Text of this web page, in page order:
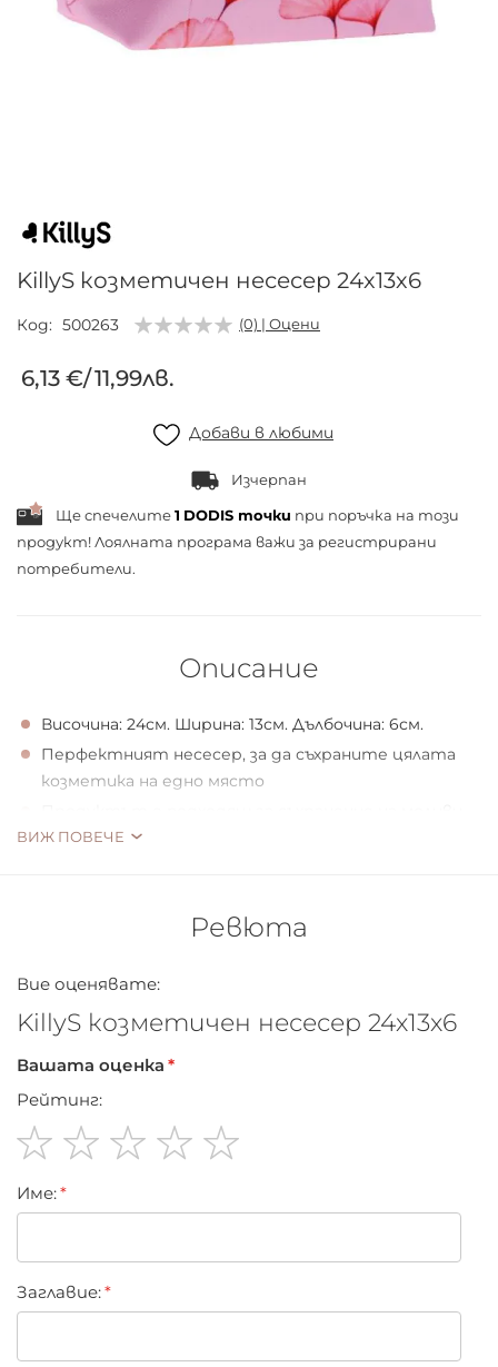
на
със
KillyS козметичен несесер 24х13х6
Код 500263 (0) | Оцени
6,13 €/11,99лв.
Добави в любими
Изчерпан
Ще спечелите1 DODIS точки при поръчка на този
продукт! Лоялната програма важи за регистрирани
потребители.
Описание
Височина: 24см. Ширина: 13см. Дълбочина: 6см.
Перфектният несесер, за да съхраните цялата
козметика на едно място
маски, червила, коректори и други малки
измиване и почистване, което гарантира
Подходящ за пътуване
С цип
ВИЖ ПОВЕЧЕ
Ревюта
Вие оценявате:
KillyS козметичен несесер 24х13х6
Вашата оценка
Рейтинг:
star
stars
stars
stars
stars
Име:
Заглавиe: